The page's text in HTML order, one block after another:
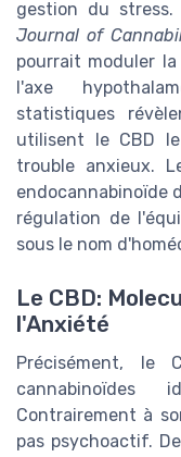
gestion du
Journal of
pourrait moduler
l'axe
statistiques
utilisent le CBD
trouble anxieux.
endocannabinoïde
régulation de
sous le nom
Le CBD:
l'Anxiété
Précisément,
cannabinoïdes
Contrairement à
pas psychoactif.